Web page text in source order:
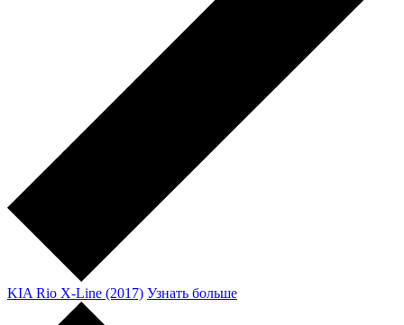
KIA Rio X-Line (2017) Узнать больше